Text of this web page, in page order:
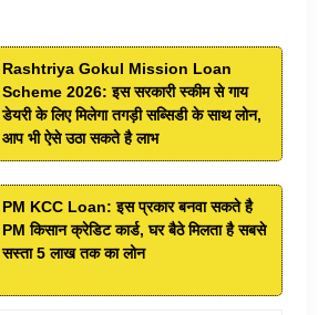
Rashtriya Gokul Mission Loan
Scheme 2026: इस सरकारी स्कीम से गाय
डेयरी के लिए मिलेगा तगड़ी सब्सिडी के साथ लोन,
आप भी ऐसे उठा सकते है लाभ
PM KCC Loan: इस प्रकार बनवा सकते है
PM किसान क्रेडिट कार्ड, घर बैठे मिलता है सबसे
सस्ता 5 लाख तक का लोन